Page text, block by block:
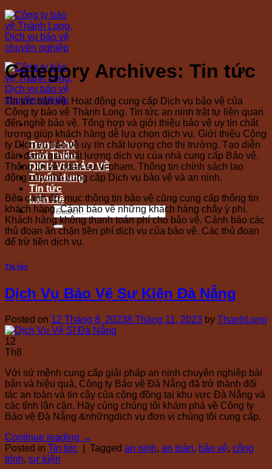
Skip
to
content
Trang chủ
Giới Thiệu
DỊCH VỤ BẢO VỆ
Tuyển dụng
Tin tức
Liên Hệ
Category Archives: Tin tức
Tin tức bảo vệ. Hoạt động cung cấp Dịch vụ bảo vệ của
Công ty bảo vệ Thành Long. Tin tức an ninh trật tự liên quan
đến nghề bảo vệ. Tổng hợp và giới thiệu bảo vệ uy tín chất
lượng giúp khách hàng dễ lựa chọn dịch vụ. Giới thiệu Công
ty DỊch vụ bảo vệ uy tín chất lượng cho thị trường. Tạo diễn
đàn đánh giá chất lượng dịch vụ của nhà cung cấp Bảo vệ.
Thông tin về nhân sự vi phạm. Thông tin chính sách lao
động của nhà cung cấp Dịch vụ bảo vệ và an ninh.
Bên cạnh đó, mục thông tin bảo vệ cũng cung cấp thông tin
khách hàng. Cảnh báo về những khách hàng chây ỳ phí.
Khách hàng không thanh toán phí cho bảo vệ. Cảnh báo các
thủ đoạn ăn chặn tiền phí dịch vụ của bảo vệ. Các thủ đoạn
để trừ tiền dịch vụ.
Tin tức
Dịch Vụ Bảo Vệ Sự Kiện Đà Nẵng
Posted on 12 Tháng 8, 20238 Tháng 11, 2023 by ThanhLong
12
Th8
Với sứ mệnh cung cấp giải pháp an ninh chuyên nghiệp bài
bản và hiệu quả, Công ty Bảo vệ Đà Nẵng đã trở thành đối
tác an toàn và tin cậy của cộng đồng tại khu vực Đà Nẵng và
các tỉnh lân cận. Hãy cùng chúng tôi khám phá về Công ty
Bảo vệ Đà Nẵng &nhữngdịch vụ đơn vị chúng tôi cung cấp.
Continue reading →
Posted in Tin tức Tagged an ninh, an toàn, bảo vệ, công
trình, sự kiện